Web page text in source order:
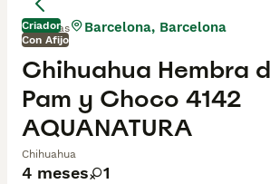
Criador
Con Afijo
4 meses 1
Chihuahua Hembra
Pam y Choco 4142
AQUANATURA
Chihuahua
3 días Barcelona, Barcelona